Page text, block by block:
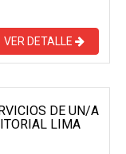
VER DETALLE
DE UN/A
LIMA